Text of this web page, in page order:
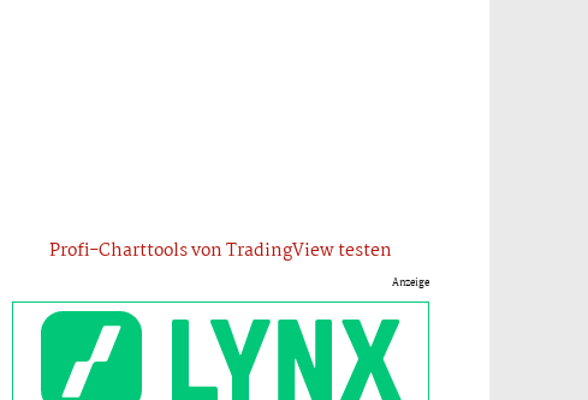
Profi-Charttools von TradingView testen
Anzeige